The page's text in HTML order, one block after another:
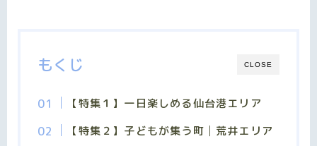
CLOSE
もくじ
【特集１】一日楽しめる仙台港エリア
【特集２】子どもが集う町│荒井エリア